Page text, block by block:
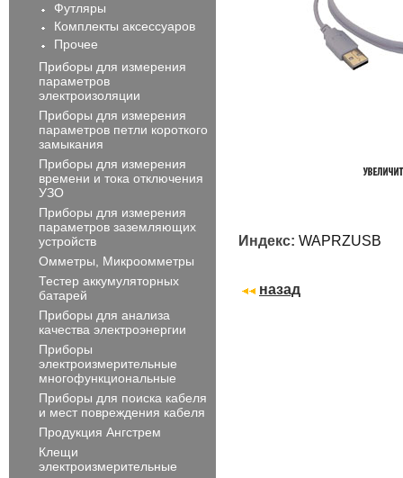
Футляры
Комплекты аксессуаров
Прочее
Приборы для измерения
параметров
электроизоляции
Приборы для измерения
параметров петли короткого
замыкания
Приборы для измерения
времени и тока отключения
УЗО
Приборы для измерения
параметров заземляющих
устройств
Омметры, Микроомметры
Тестер аккумуляторных
батарей
Приборы для анализа
качества электроэнергии
Приборы
электроизмерительные
многофункциональные
Приборы для поиска кабеля
и мест повреждения кабеля
Продукция Ангстрем
Клещи
электроизмерительные
Индекс: WAPRZUSB
назад